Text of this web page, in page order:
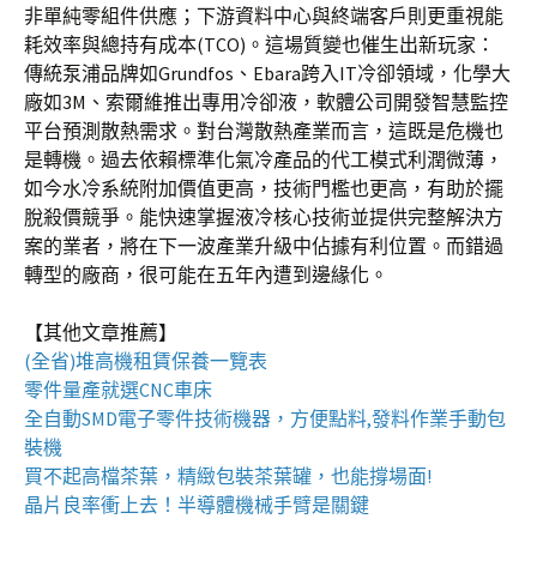
非單純零組件供應；下游資料中心與終端客戶則更重視能
耗效率與總持有成本(TCO)。這場質變也催生出新玩家：
傳統泵浦品牌如Grundfos、Ebara跨入IT冷卻領域，化學大
廠如3M、索爾維推出專用冷卻液，軟體公司開發智慧監控
平台預測散熱需求。對台灣散熱產業而言，這既是危機也
是轉機。過去依賴標準化氣冷產品的代工模式利潤微薄，
如今水冷系統附加價值更高，技術門檻也更高，有助於擺
脫殺價競爭。能快速掌握液冷核心技術並提供完整解決方
案的業者，將在下一波產業升級中佔據有利位置。而錯過
轉型的廠商，很可能在五年內遭到邊緣化。
【其他文章推薦】
(全省)堆高機租賃保養一覽表
零件量產就選CNC車床
全自動SMD電子零件技術機器 ，方便點料,發料作業手動包
裝機
買不起高檔茶葉，精緻包裝茶葉罐 ，也能撐場面!
晶片良率衝上去！ 半導體機械手臂是關鍵